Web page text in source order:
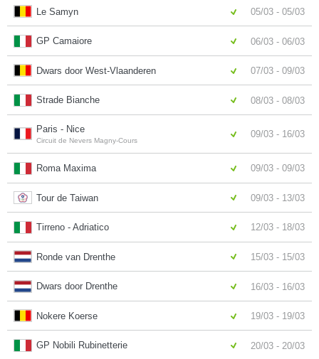
Le Samyn 05/03 - 05/03
GP Camaiore 06/03 - 06/03
Dwars door West-Vlaanderen 07/03 - 09/03
Strade Bianche 08/03 - 08/03
Paris - Nice
Circuit de Nevers Magny-Cours
09/03 - 16/03
Roma Maxima 09/03 - 09/03
Tour de Taiwan 09/03 - 13/03
Tirreno - Adriatico 12/03 - 18/03
Ronde van Drenthe 15/03 - 15/03
Dwars door Drenthe 16/03 - 16/03
Nokere Koerse 19/03 - 19/03
GP Nobili Rubinetterie 20/03 - 20/03